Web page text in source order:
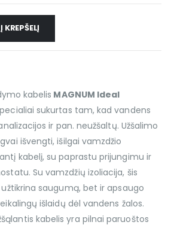
Į KREPŠELĮ
kabelis MAGNUM Ideal
sukurtas tam, kad vandens
ir pan. neužšaltų. Užšalimo
išvengti, išilgai vamzdžio
kabelį, su paprastu prijungimu ir
Su vamzdžių izoliacija, šis
saugumą, bet ir apsaugo
išlaidų dėl vandens žalos.
kabelis yra pilnai paruoštos